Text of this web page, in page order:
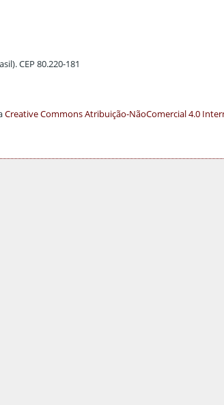
CEP 80.220-181
Creative Commons Atribuição-NãoComercial 4.0